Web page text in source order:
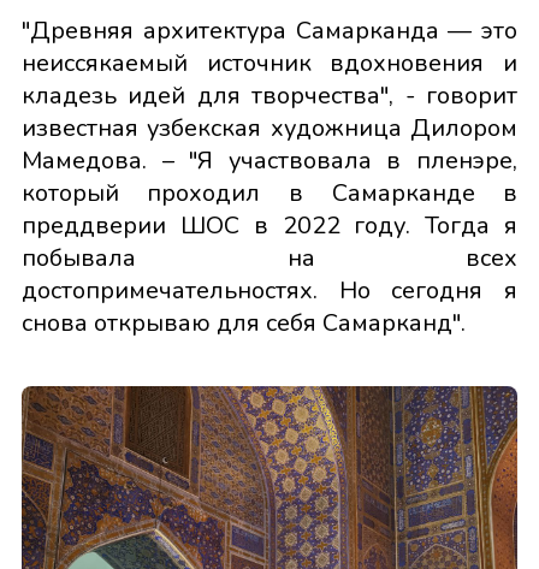
"Древняя архитектура Самарканда — это
неиссякаемый источник вдохновения и
кладезь идей для творчества", - говорит
известная узбекская художница Дилором
Мамедова. – "Я участвовала в пленэре,
который проходил в Самарканде в
преддверии ШОС в 2022 году. Тогда я
побывала на всех
достопримечательностях. Но сегодня я
снова открываю для себя Самарканд".